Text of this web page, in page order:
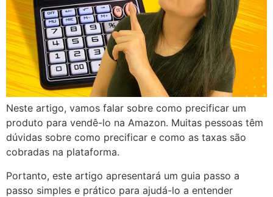
Neste artigo, vamos falar sobre como precificar um
produto para vendê-lo na Amazon. Muitas pessoas têm
dúvidas sobre como precificar e como as taxas são
cobradas na plataforma.
Portanto, este artigo apresentará um guia passo a
passo simples e prático para ajudá-lo a entender